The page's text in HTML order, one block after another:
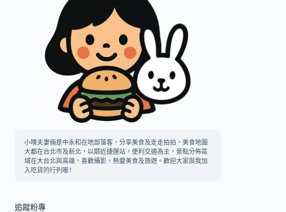
小噗夫妻倆是中永和在地部落客，分享美食及走走拍拍，美食地圖
大都在台北市及新北，以鄰近捷運站，便利交通為主，景點分佈區
域在大台北與高雄，喜歡攝影，熱愛美食及旅遊。歡迎大家與我加
入吃貨的行列喔!
追蹤粉專